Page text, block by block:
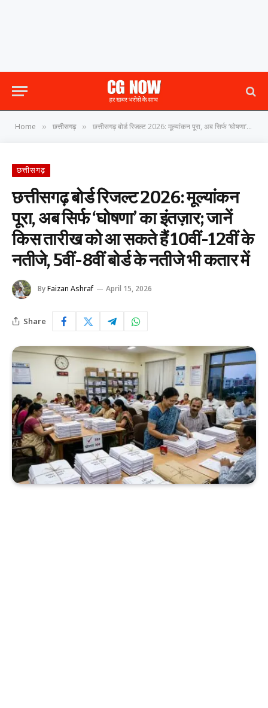
Home » छत्तीसगढ़ » छत्तीसगढ़ बोर्ड रिजल्ट 2026: मूल्यांकन पूरा, अब सिर्फ ‘घोषणा’ का इंतज़ार; जानें किस तारीख को आ सकते हैं 10वीं-12वीं के नतीजे, 5वीं-8वीं बोर्ड के नतीजे भी कतार में
छत्तीसगढ़
छत्तीसगढ़ बोर्ड रिजल्ट 2026: मूल्यांकन
पूरा, अब सिर्फ ‘घोषणा’ का इंतज़ार; जानें
किस तारीख को आ सकते हैं 10वीं-12वीं के
नतीजे, 5वीं-8वीं बोर्ड के नतीजे भी कतार में
ByFaizan Ashraf April 15, 2026
Share